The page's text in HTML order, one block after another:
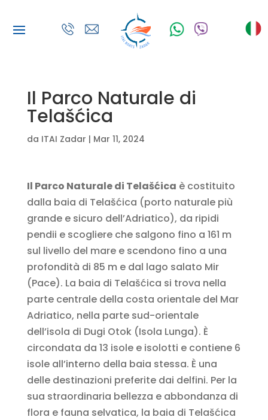
Il Parco Naturale di
Telašćica
da ITAI Zadar | Mar 11, 2024
Il Parco Naturale di Telašćica è costituito
dalla baia di Telašćica (porto naturale più
grande e sicuro dell’Adriatico), da ripidi
pendii e scogliere che salgono fino a 161 m
sul livello del mare e scendono fino a una
profondità di 85 m e dal lago salato Mir
(Pace). La baia di Telašćica si trova nella
parte centrale della costa orientale del Mar
Adriatico, nella parte sud-orientale
dell’isola di Dugi Otok (Isola Lunga). È
circondata da 13 isole e isolotti e contiene 6
isole all’interno della baia stessa. È una
delle destinazioni preferite dai delfini. Per la
sua straordinaria bellezza e abbondanza di
flora e fauna selvatica, la baia di Telašćica